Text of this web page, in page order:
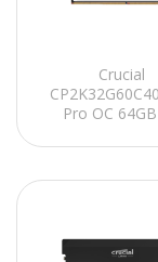
Crucial
Pro OC
UDIMM CL40